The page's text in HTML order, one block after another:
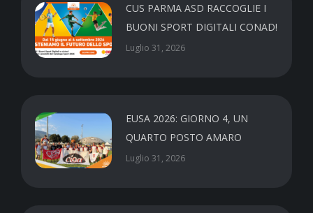
CUS PARMA ASD RACCOGLIE I
BUONI SPORT DIGITALI CONAD!
Luglio 31, 2026
EUSA 2026: GIORNO 4, UN
QUARTO POSTO AMARO
Luglio 31, 2026